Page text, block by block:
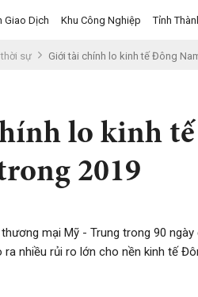
Giao Dịch Khu Công Nghiệp Tỉnh
sự Giới tài chính lo kinh tế Đông
lo kinh
2019
thương mại Mỹ - Trung trong 90
nhiều rủi ro lớn cho nền kinh tế